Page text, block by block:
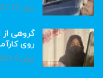
ژوئن 15, 2023
گروهی از
روی
ژوئن 6, 2023